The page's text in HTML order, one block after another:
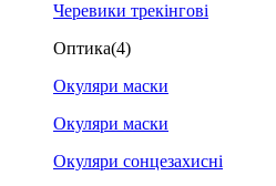
Черевики трекінгові
Оптика(4)
Окуляри маски
Окуляри маски
Окуляри сонцезахисні